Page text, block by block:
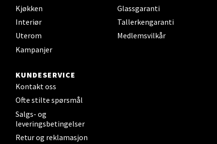
Kjøkken
Interiør
Uterom
Kampanjer
Glassgaranti
Tallerkengaranti
Medlemsvilkår
KUNDESERVICE
Kontakt oss
Ofte stilte spørsmål
Salgs- og
leveringsbetingelser
Retur og reklamasjon
Steinkjer - Thon Senter Steinkjer
Sjøfartsgata 2, 7714 Steinkjer
Leirvik - Stord